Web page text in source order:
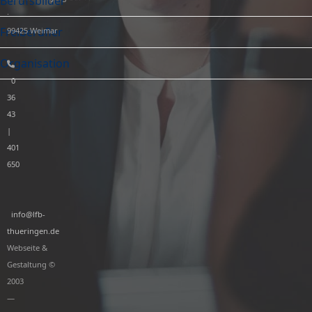
Freiberufler
Organisation
·
99425 Weimar
0
36
43
|
401
650
info@lfb-
thueringen.de
Webseite &
Gestaltung ©
2003
—